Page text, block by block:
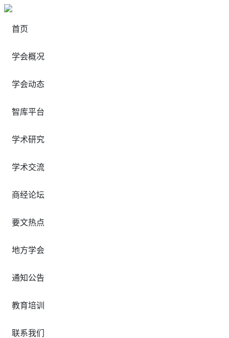
首页
学会概况
学会动态
智库平台
学术研究
学术交流
商经论坛
要文热点
地方学会
通知公告
教育培训
联系我们